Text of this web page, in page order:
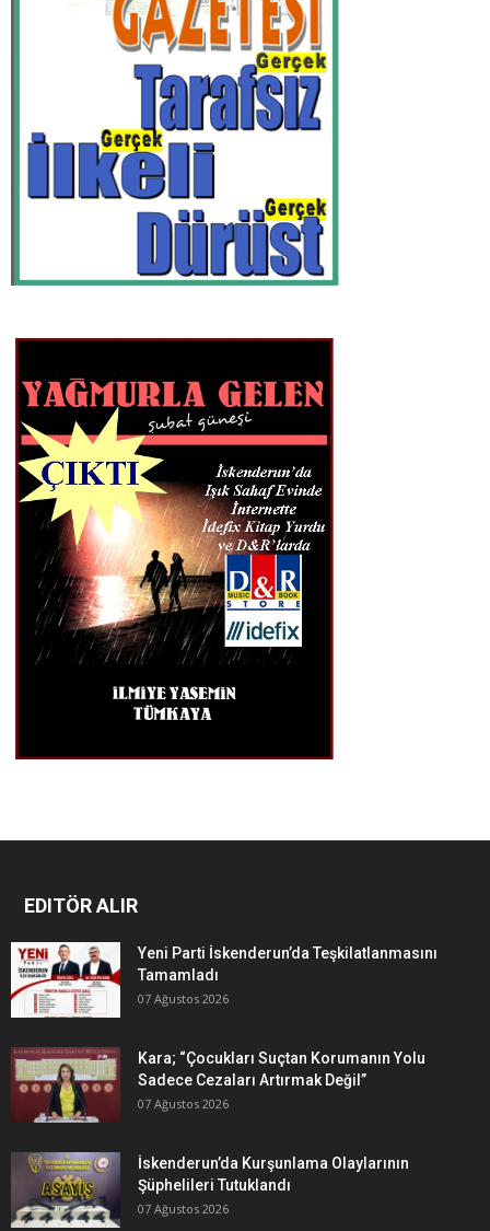
EDITÖR ALIR
Yeni Parti İskenderun’da Teşkilatlanmasını
Tamamladı
07 Ağustos 2026
Kara; “Çocukları Suçtan Korumanın Yolu
Sadece Cezaları Artırmak Değil”
07 Ağustos 2026
İskenderun’da Kurşunlama Olaylarının
Şüphelileri Tutuklandı
07 Ağustos 2026